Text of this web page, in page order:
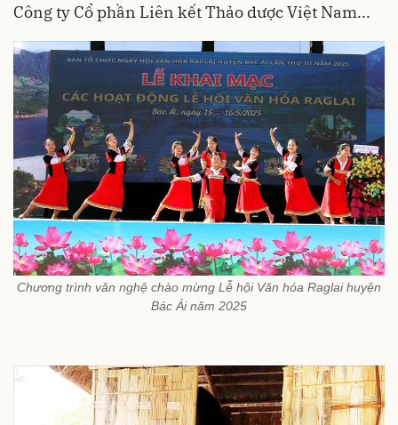
Công ty Cổ phần Liên kết Thảo dược Việt Nam...
Chương trình văn nghệ chào mừng Lễ hội Văn hóa Raglai huyện
Bác Ái năm 2025